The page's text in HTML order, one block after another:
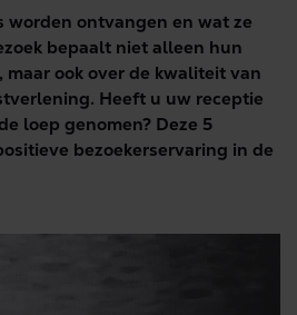
worden ontvangen en wat ze
bepaalt niet alleen hun
ook over de kwaliteit van
Heeft u uw receptie
loep genomen? Deze 5
bezoekerservaring in de